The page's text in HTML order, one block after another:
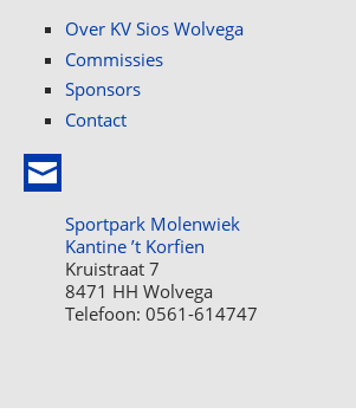
Over KV Sios Wolvega
Commissies
Sponsors
Contact
Sportpark Molenwiek
Kantine ’t Korfien
Kruistraat 7
8471 HH Wolvega
Telefoon: 0561-614747